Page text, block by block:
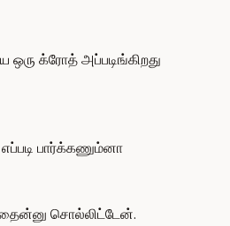
ஒரு க்ரோத் அப்படிங்கிறது
பார்க்கணும்னா
சொல்லிட்டேன்.